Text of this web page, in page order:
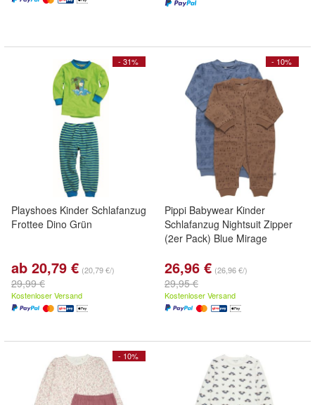
- 31%
Playshoes Kinder Schlafanzug
Frottee Dino Grün
ab 20,79 € (20,79 €/)
29,99 €
Kostenloser Versand
- 10%
Pippi Babywear Kinder
Schlafanzug Nightsuit Zipper
(2er Pack) Blue Mirage
26,96 € (26,96 €/)
29,95 €
Kostenloser Versand
- 10%